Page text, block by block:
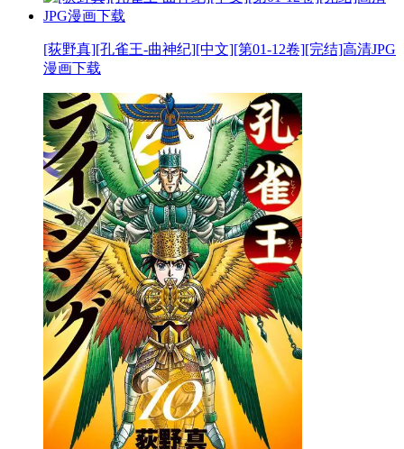
[荻野真][孔雀王-曲神纪][中文][第01-12卷][完结]高清JPG
漫画下载